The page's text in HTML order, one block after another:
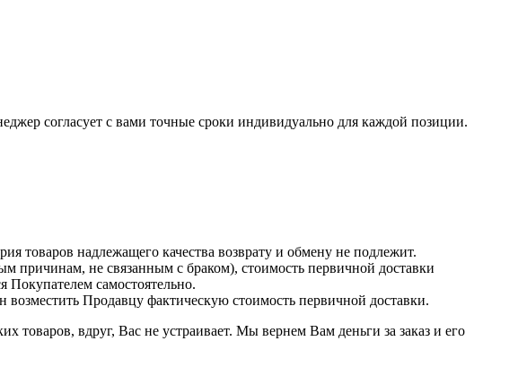
согласует с вами точные сроки индивидуально для каждой позиции.
товаров надлежащего качества возврату и обмену не подлежит.
причинам, не связанным с браком), стоимость первичной доставки
Покупателем самостоятельно.
возместить Продавцу фактическую стоимость первичной доставки.
товаров, вдруг, Вас не устраивает. Мы вернем Вам деньги за заказ и его